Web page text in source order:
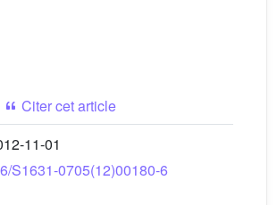
Citer cet article
11-01
S1631-0705(12)00180-6